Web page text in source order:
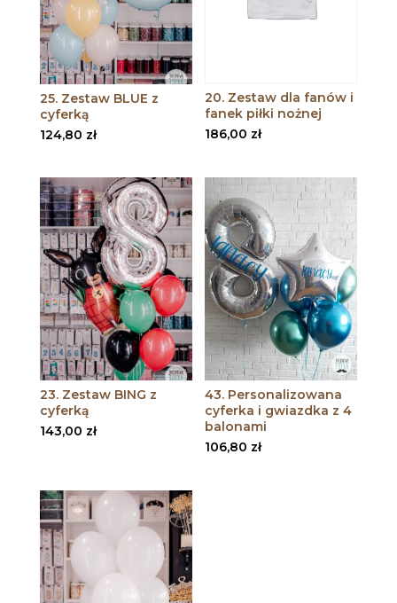
25. Zestaw BLUE z
cyferką
124,80 zł
20. Zestaw dla fanów i
fanek piłki nożnej
186,00 zł
23. Zestaw BING z
cyferką
143,00 zł
43. Personalizowana
cyferka i gwiazdka z 4
balonami
106,80 zł